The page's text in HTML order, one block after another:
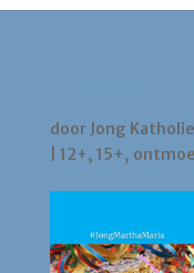
door Jong
12+, 15+,